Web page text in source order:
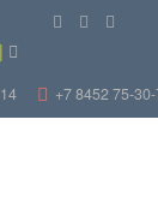
|
+7 8452 75-